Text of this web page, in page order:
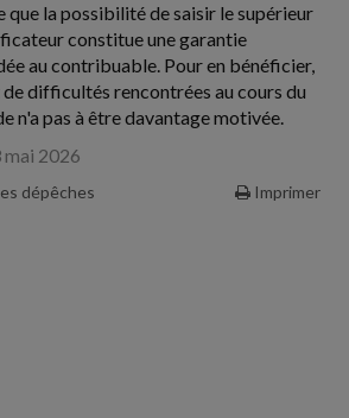
que la possibilité de saisir le supérieur
constitue une garantie
au contribuable. Pour en bénéficier,
difficultés rencontrées au cours du
n'a pas à être davantage motivée.
mai 2026
dépêches Imprimer